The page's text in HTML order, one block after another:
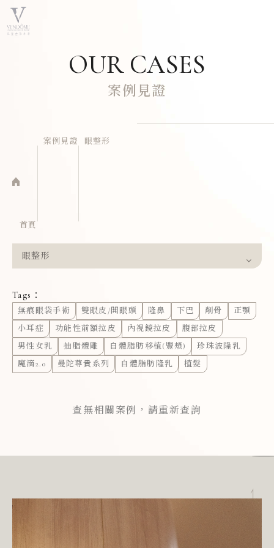
OUR CASES
案例見證
首頁
案例見證 眼整形
眼整形
Tags：
無痕眼袋手術 雙眼皮/開眼頭 隆鼻 下巴 削骨
正顎
小耳症
功能性前額拉皮 內視鏡拉皮
腹部拉皮
男性女乳
抽脂體雕 自體脂肪移植(豐頰)
珍珠波隆乳
魔滴2.0
曼陀尊貴系列 自體脂肪隆乳 植髮
查無相關案例，請重新查詢